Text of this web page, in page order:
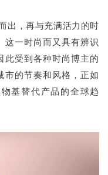
出，再与充满活力的时
这一时尚而又具有辨识
此受到各种时尚博主的
市的节奏和风格，正如
基替代产品的全球趋